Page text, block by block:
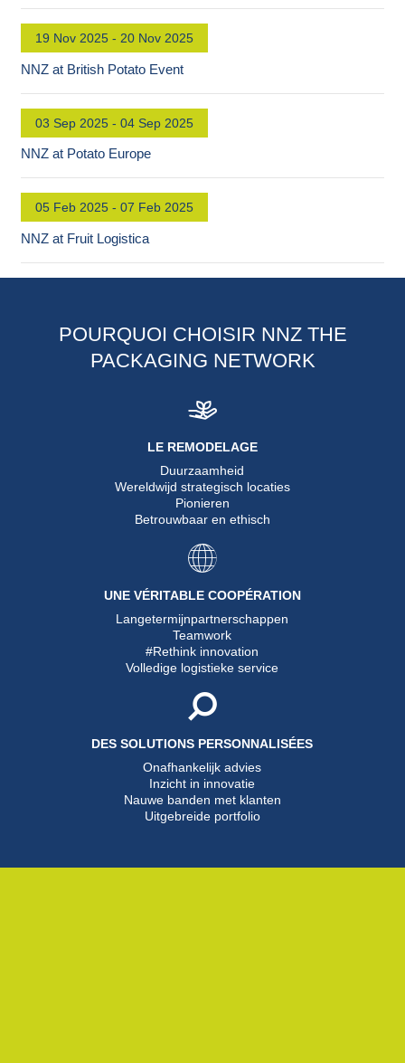
19 Nov 2025 - 20 Nov 2025
NNZ at British Potato Event
03 Sep 2025 - 04 Sep 2025
NNZ at Potato Europe
05 Feb 2025 - 07 Feb 2025
NNZ at Fruit Logistica
POURQUOI CHOISIR NNZ THE
PACKAGING NETWORK
LE REMODELAGE
Duurzaamheid
Wereldwijd strategisch locaties
Pionieren
Betrouwbaar en ethisch
UNE VÉRITABLE COOPÉRATION
Langetermijnpartnerschappen
Teamwork
#Rethink innovation
Volledige logistieke service
DES SOLUTIONS PERSONNALISÉES
Onafhankelijk advies
Inzicht in innovatie
Nauwe banden met klanten
Uitgebreide portfolio